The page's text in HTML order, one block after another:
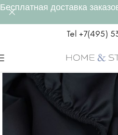
Tel +7(495)
Бесплатная доставка